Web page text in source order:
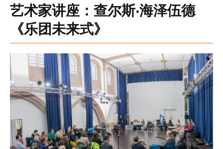
艺术家讲座：查尔斯‧海泽伍德
《乐团未来式》